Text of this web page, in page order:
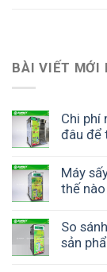
BÀI VIẾT MỚI
Chi phí
đâu để
Máy
thế
So
sản